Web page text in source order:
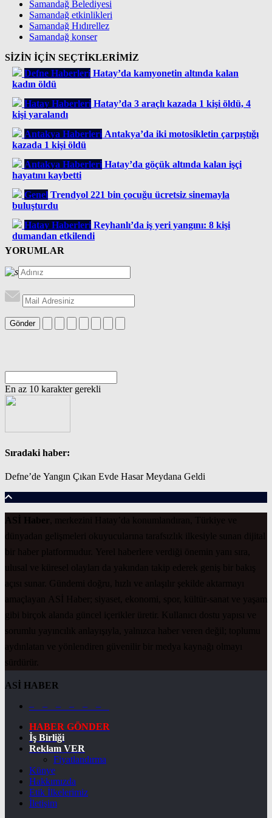
Samandağ Belediyesi
Samandağ etkinlikleri
Samandağ Hıdırellez
Samandağ konser
SİZİN İÇİN SEÇTİKLERİMİZ
Defne Haberleri Hatay’da kamyonetin altında kalan
kadın öldü
Hatay Haberleri Hatay’da 3 araçlı kazada 1 kişi öldü, 4
kişi yaralandı
Antakya Haberleri Antakya’da iki motosikletin çarpıştığı
kazada 1 kişi öldü
Antakya Haberleri Hatay’da göçük altında kalan işçi
hayatını kaybetti
Genel Trendyol 221 bin çocuğu ücretsiz sinemayla
buluşturdu
Hatay Haberleri Reyhanlı’da iş yeri yangını: 8 kişi
dumandan etkilendi
YORUMLAR
Gönder
En az 10 karakter gerekli
Sıradaki haber:
Defne’de Yangın Çıkan Evde Hasar Meydana Geldi
ASİ Haber
, merkezini Hatay’da konumlandıran, Türkiye ve
dünyadan gelişmeleri okuyucularına tarafsızlık ilkesiyle sunan dijital
bir haber platformudur. Yerel haberlere verdiği önemin yanı sıra,
ulusal ve küresel olayları da yakından takip ederek geniş bir bakış
açısı sunar. Gündemi doğru, hızlı ve anlaşılır şekilde aktarmayı
amaçlayan ASİ Haber; siyaset, ekonomi, spor, kültür-sanat ve yaşam
gibi birçok alanda güncel içerikler üretir. Kullanıcı dostu yapısı ve
sorumlu yayıncılık anlayışıyla, yalnızca haber veren değil; toplumu
aydınlatan ve yönlendiren güvenilir bir medya kaynağı olmayı
sürdürür.
ASİ HABER
– – – – – –
HABER GÖNDER
İş Birliği
Reklam VER
Fiyatlandırma
Künye
Hakkımızda
Etik İlkelerimiz
İletişim